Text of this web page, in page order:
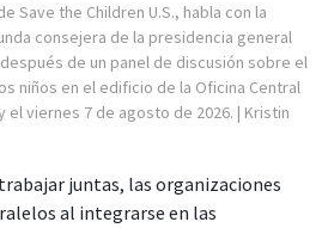
Save the Children U.S., habla con la
consejera de la presidencia general
de un panel de discusión sobre el
niños en el edificio de la Oficina Central
el viernes 7 de agosto de 2026. | Kristin
juntas, las organizaciones
al integrarse en las